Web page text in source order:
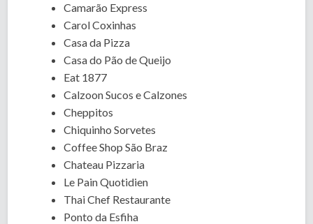
Camarão Express
Carol Coxinhas
Casa da Pizza
Casa do Pão de Queijo
Eat 1877
Calzoon Sucos e Calzones
Cheppitos
Chiquinho Sorvetes
Coffee Shop São Braz
Chateau Pizzaria
Le Pain Quotidien
Thai Chef Restaurante
Ponto da Esfiha